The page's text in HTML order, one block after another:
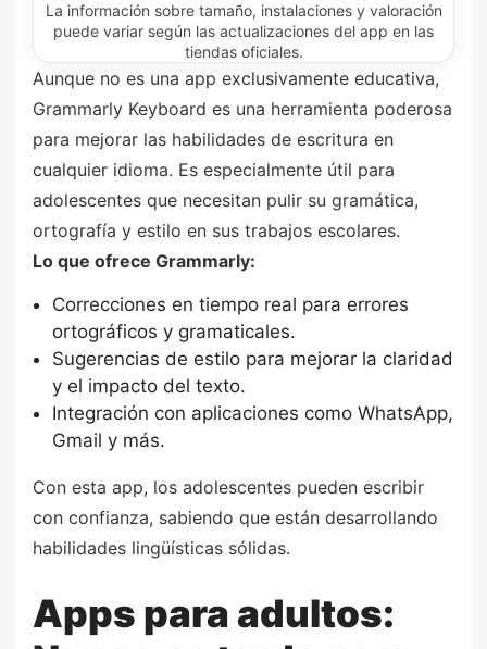
La información sobre tamaño, instalaciones y valoración
puede variar según las actualizaciones del app en las
tiendas oficiales.
Aunque no es una app exclusivamente educativa,
Grammarly Keyboard es una herramienta poderosa
para mejorar las habilidades de escritura en
cualquier idioma. Es especialmente útil para
adolescentes que necesitan pulir su gramática,
ortografía y estilo en sus trabajos escolares.
Lo que ofrece Grammarly:
Correcciones en tiempo real para errores
ortográficos y gramaticales.
Sugerencias de estilo para mejorar la claridad
y el impacto del texto.
Integración con aplicaciones como WhatsApp,
Gmail y más.
Con esta app, los adolescentes pueden escribir
con confianza, sabiendo que están desarrollando
habilidades lingüísticas sólidas.
Apps para adultos: